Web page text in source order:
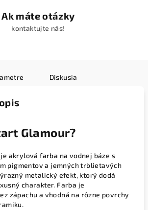
Ak máte otázky
kontaktujte nás!
Diskusia
Glamour?
akrylová farba na vodnej báze s
pigmentov a jemných trblietavých
metalický efekt, ktorý dodá
charakter. Farba je
zápachu a vhodná na rôzne povrchy